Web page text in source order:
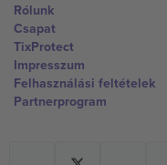
Rólunk
Csapat
TixProtect
Impresszum
Felhasználási feltételek
Partnerprogram